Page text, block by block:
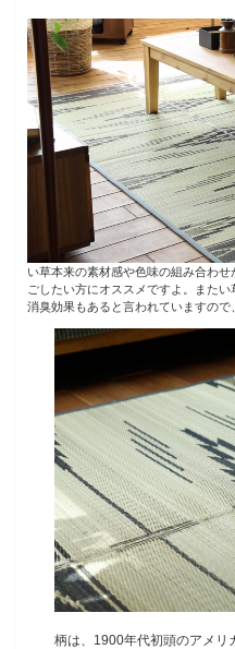
い草本来の素材感や色味の組み合わ
ごしたい方にオススメですよ。また
消臭効果もあると言われていますので
柄は、1900年代初頭のアメリ